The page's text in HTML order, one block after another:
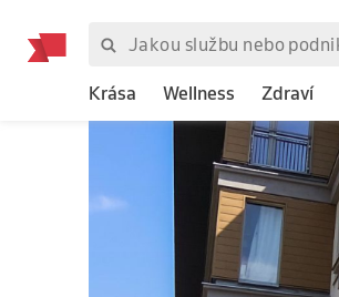
Krása Wellness Zdraví